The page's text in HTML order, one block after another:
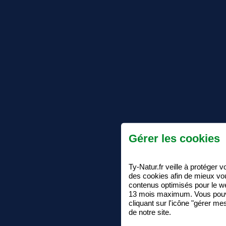
Gérer les cookies
Ty-Natur.fr veille à protéger
des cookies afin de mieux
contenus optimisés pour le
13 mois maximum. Vous
cliquant sur l'icône "gérer
de notre site.